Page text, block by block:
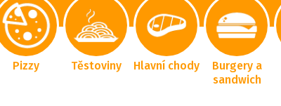
Pizzy Těstoviny Hlavní chody
Burgery a
sandwich